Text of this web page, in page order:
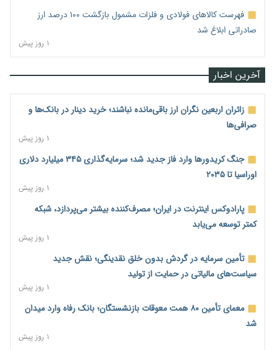
فهرست کالاهای فولادی و فلزات مشمول بازگشت ۱۰۰ درصد ارز
صادراتی ابلاغ شد
۱ روز پیش
آخرین اخبار
زائران اربعین نگران ارز باقی‌مانده نباشند؛ خرید دینار در بانک‌ها و
صرافی‌ها
۱ روز پیش
جنگ کریدورها وارد فاز جدید شد؛ سرمایه‌گذاری ۳۴۵ میلیارد دلاری
اوراسیا تا ۲۰۳۵
۱ روز پیش
پارادوکس اینترنت در ایران؛ مصرف‌کننده بیشتر می‌پردازد، شبکه
کمتر توسعه می‌یابد
۱ روز پیش
تأمین سرمایه در گردش بدون خلق نقدینگی؛ نقش جدید
سیاست‌های مالیاتی در حمایت از تولید
۱ روز پیش
معمای تأمین ۸۰ همت معوقات بازنشستگان؛ بانک رفاه وارد میدان
شد
۱ روز پیش